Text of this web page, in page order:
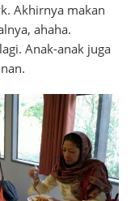
Akhirnya makan
ahaha.
Anak-anak juga